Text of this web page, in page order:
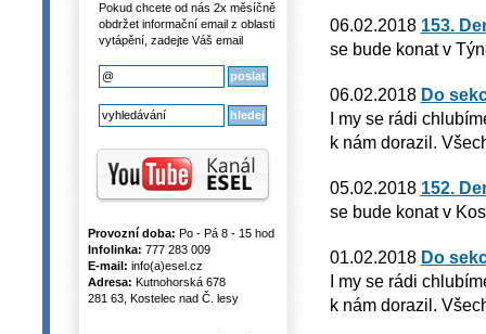
Pokud chcete od nás 2x měsíčně
obdržet informační email z oblasti
vytápění, zadejte Váš email
Provozní doba: Po - Pá 8 - 15 hod
Infolinka: 777 283 009
E-mail: info(a)esel.cz
Adresa: Kutnohorská 678
281 63, Kostelec nad Č. lesy
06.02.2018 153.
se bude konat v
06.02.2018 Do
I my se rádi
k nám dorazil.
05.02.2018 152.
se bude konat v
01.02.2018 Do
I my se rádi
k nám dorazil.